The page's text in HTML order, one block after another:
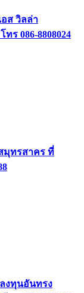
ส วิลล่า
ร 086-8808024
มุทรสาคร ที่
งทุนอันทรง